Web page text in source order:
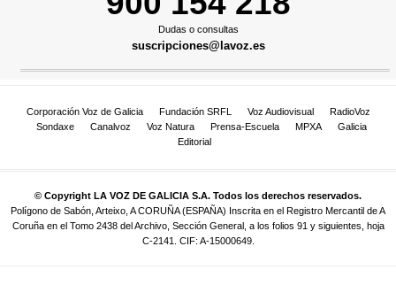
Dudas o consultas
suscripciones@lavoz.es
Corporación Voz de Galicia Fundación SRFL Voz Audiovisual
RadioVoz
Sondaxe
Canalvoz Voz Natura Prensa-Escuela MPXA
Galicia
Editorial
© Copyright LA VOZ DE GALICIA S.A. Todos los derechos reservados.
Polígono de Sabón, Arteixo, A CORUÑA (ESPAÑA) Inscrita en el Registro Mercantil de A
Coruña en el Tomo 2438 del Archivo, Sección General, a los folios 91 y siguientes, hoja
C-2141. CIF: A-15000649.